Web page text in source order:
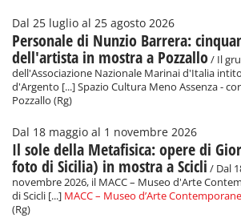
Dal 25 luglio al 25 agosto 2026
Personale di Nunzio Barrera:
dell'artista in mostra a Pozzallo/ Il
dell'Associazione Nazionale Marinai d'Italia
d'Argento [...] Spazio Cultura Meno Assenza -
Pozzallo (Rg)
Dal 18 maggio al 1 novembre 2026
Il sole della Metafisica: opere di
foto di Sicilia) in mostra a Scicli / Dal
novembre 2026, il MACC – Museo d'Arte
di Scicli [...] MACC – Museo d’Arte
(Rg)